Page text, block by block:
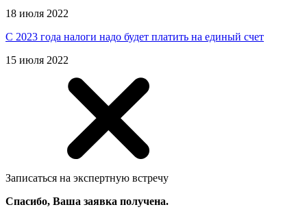
18 июля 2022
С 2023 года налоги надо будет платить на единый счет
15 июля 2022
Записаться на экспертную встречу
Спасибо, Ваша заявка получена.